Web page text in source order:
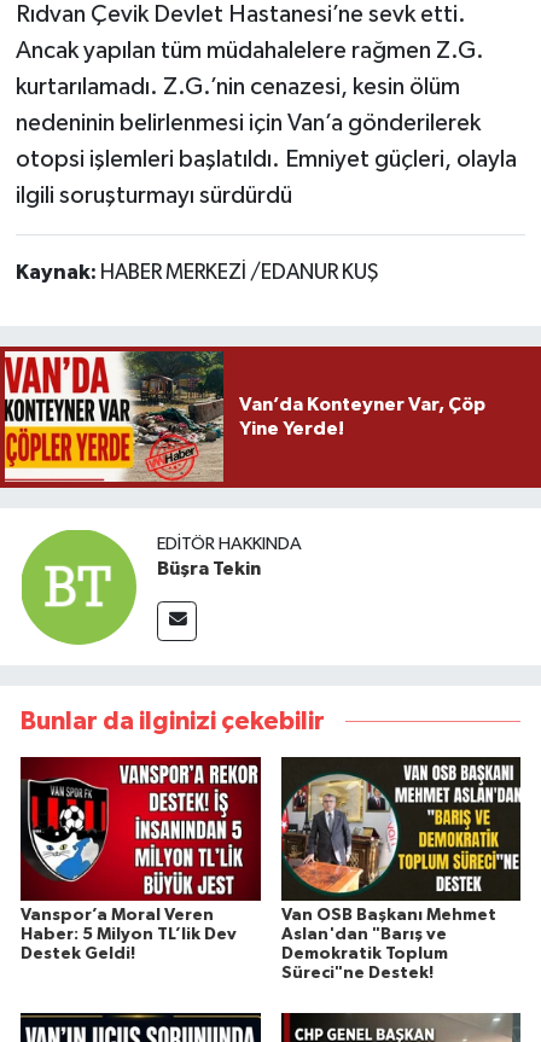
Rıdvan Çevik Devlet Hastanesi’ne sevk etti.
Ancak yapılan tüm müdahalelere rağmen Z.G.
kurtarılamadı. Z.G.’nin cenazesi, kesin ölüm
nedeninin belirlenmesi için Van’a gönderilerek
otopsi işlemleri başlatıldı. Emniyet güçleri, olayla
ilgili soruşturmayı sürdürdü
Kaynak: HABER MERKEZİ /EDANUR KUŞ
Van’da Konteyner Var, Çöp
Yine Yerde!
EDITÖR HAKKINDA
Büşra Tekin
Bunlar da ilginizi çekebilir
Vanspor’a Moral Veren
Haber: 5 Milyon TL’lik Dev
Destek Geldi!
Van OSB Başkanı Mehmet
Aslan'dan "Barış ve
Demokratik Toplum
Süreci"ne Destek!